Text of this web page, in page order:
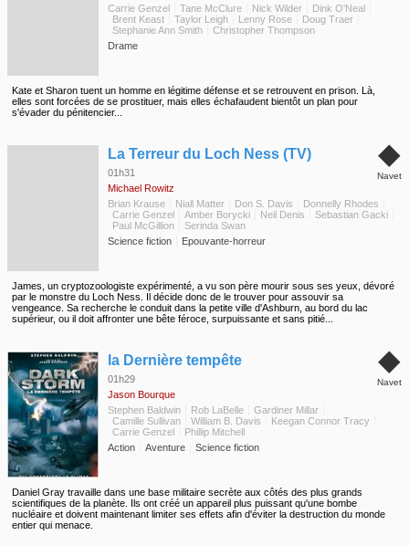
Carrie Genzel
Tane McClure Nick Wilder
Dink O'Neal
Brent Keast
Taylor Leigh Lenny Rose
Doug Traer
Stephanie Ann Smith
Christopher Thompson
Drame
Kate et Sharon tuent un homme en légitime défense et se retrouvent en prison. Là,
elles sont forcées de se prostituer, mais elles échafaudent bientôt un plan pour
s'évader du pénitencier...
◆
Navet
La Terreur du Loch Ness (TV)
01h31
Michael Rowitz
Brian Krause
Niall Matter Don S. Davis
Donnelly Rhodes
Carrie Genzel
Amber Borycki Neil Denis
Sebastian Gacki
Paul McGillion
Serinda Swan
Science fiction
Epouvante-horreur
James, un cryptozoologiste expérimenté, a vu son père mourir sous ses yeux, dévoré
par le monstre du Loch Ness. Il décide donc de le trouver pour assouvir sa
vengeance. Sa recherche le conduit dans la petite ville d'Ashburn, au bord du lac
supérieur, ou il doit affronter une bête féroce, surpuissante et sans pitié...
◆
Navet
la Dernière tempête
01h29
Jason Bourque
Stephen Baldwin
Rob LaBelle
Gardiner Millar
Camille Sullivan
William B. Davis
Keegan Connor Tracy
Carrie Genzel
Phillip Mitchell
Action
Aventure Science fiction
Daniel Gray travaille dans une base militaire secrète aux côtés des plus grands
scientifiques de la planète. Ils ont créé un appareil plus puissant qu'une bombe
nucléaire et doivent maintenant limiter ses effets afin d'éviter la destruction du monde
entier qui menace.